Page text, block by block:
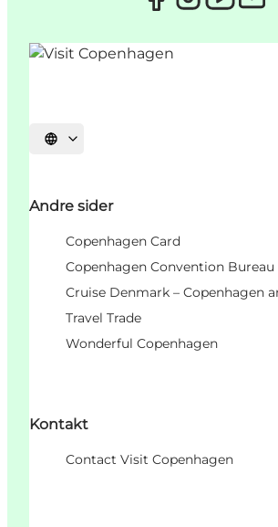
Vælg sprog
Andre sider
Copenhagen Card
Copenhagen Convention Bureau
Cruise Denmark – Copenhagen
Travel Trade
Wonderful Copenhagen
Kontakt
Contact Visit Copenhagen